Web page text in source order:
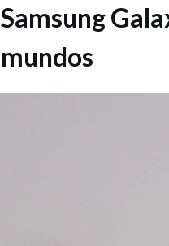
Samsung
mundos